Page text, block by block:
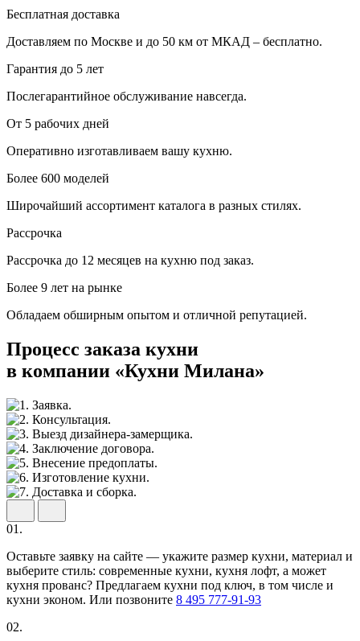
Бесплатная доставка
Доставляем по Москве и до 50 км от МКАД – бесплатно.
Гарантия до 5 лет
Послегарантийное обслуживание навсегда.
От 5 рабочих дней
Оперативно изготавливаем вашу кухню.
Более 600 моделей
Широчайший ассортимент каталога в разных стилях.
Рассрочка
Рассрочка до 12 месяцев на кухню под заказ.
Более 9 лет на рынке
Обладаем обширным опытом и отличной репутацией.
Процесс заказа кухни
в компании «Кухни Милана»
01.
Оставьте заявку на сайте — укажите размер кухни, материал и
выберите стиль: современные кухни, кухня лофт, а может
кухня прованс? Предлагаем кухни под ключ, в том числе и
кухни эконом. Или позвоните 8 495 777-91-93
02.